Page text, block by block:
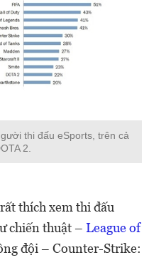
thi đấu eSports, trên cả
2.
thích xem thi đấu
chiến thuật – League of
đội – Counter-Strike: